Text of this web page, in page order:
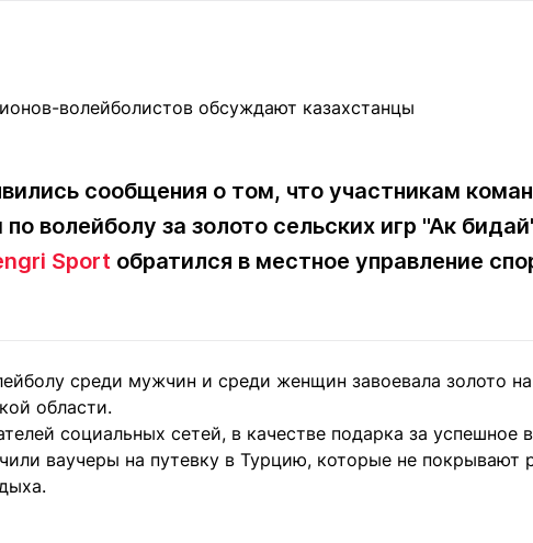
Спецпроекты
Контакты редакции Вакансии Реклама Пресс-центр
(700) 3 888 188
сообщения о том, что участникам
волейболу за золото сельских игр "Ак
Sport обратился в местное управление
среди мужчин и среди женщин завоевала золото
области.
социальных сетей, в качестве подарка за успешное
ваучеры на путевку в Турцию, которые не покрывают